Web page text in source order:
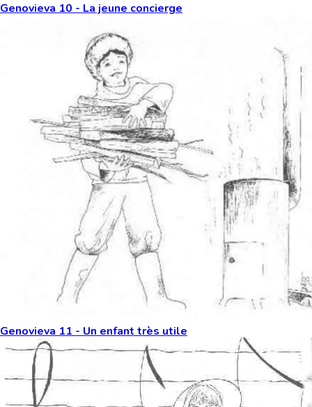
Genovieva 10 - La jeune concierge
Genovieva 11 - Un enfant très utile